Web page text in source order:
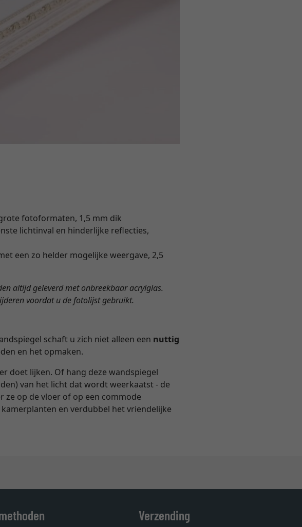
fotoformaten, 1,5 mm dik
lichtinval en hinderlijke reflecties,
een zo helder mogelijke weergave, 2,5
altijd geleverd met onbreekbaar acrylglas.
voordat u de fotolijst gebruikt.
schaft u zich niet alleen een nuttig
en het opmaken.
doet lijken. Of hang deze wandspiegel
van het licht dat wordt weerkaatst - de
ze op de vloer of op een commode
en verdubbel het vriendelijke
Verzending